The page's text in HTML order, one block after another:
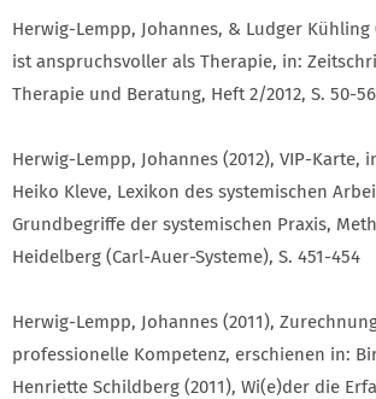
Herwig-Lempp, Johannes, & Ludger Kühling
ist anspruchsvoller als Therapie, in:
Therapie und Beratung, Heft 2/2012, S. 50-56
Herwig-Lempp, Johannes (2012), VIP-Karte,
Heiko Kleve, Lexikon des systemischen
Grundbegriffe der systemischen Praxis,
Heidelberg (Carl-Auer-Systeme), S. 451-454
Herwig-Lempp, Johannes (2011),
professionelle Kompetenz, erschienen in:
Henriette Schildberg (2011), Wi(e)der die